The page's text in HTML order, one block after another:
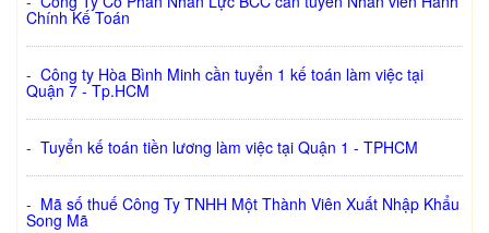
Chính Kế Toán
- Công ty Hòa Bình Minh cần tuyển 1 kế toán làm việc tại
Quận 7 - Tp.HCM
- Tuyển kế toán tiền lương làm việc tại Quận 1 - TPHCM
- Mã số thuế Công Ty TNHH Một Thành Viên Xuất Nhập Khẩu
Song Mã